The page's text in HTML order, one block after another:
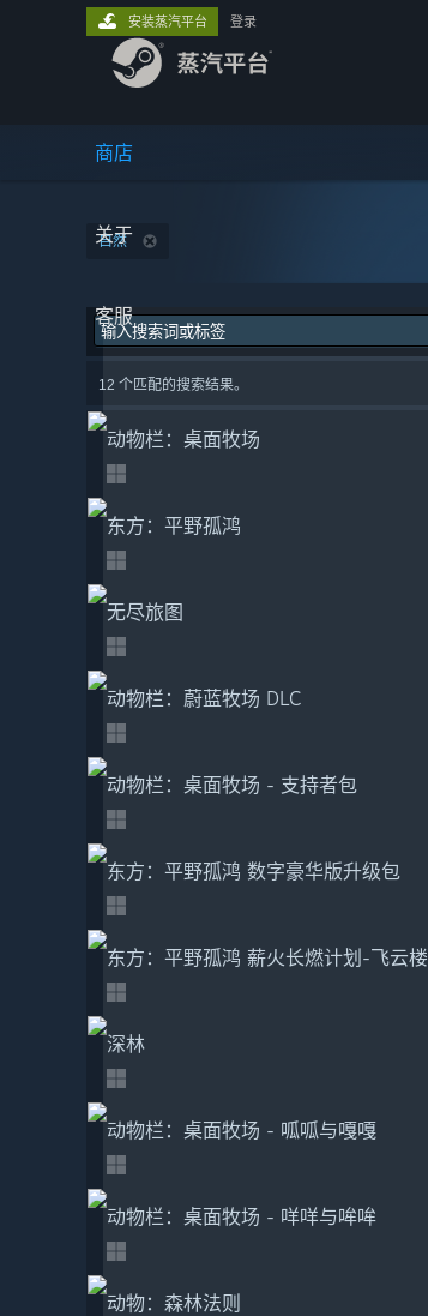
商店
关于
客服
安装蒸汽平台 登录
自然
12 个匹配的搜索结果。
动物栏：桌面牧场
东方：平野孤鸿
无尽旅图
动物栏：蔚蓝牧场 DLC
动物栏：桌面牧场 - 支持者包
东方：平野孤鸿 数字豪华版升级包
东方：平野孤鸿 薪火长燃计划-飞云楼
深林
动物栏：桌面牧场 - 呱呱与嘎嘎
动物栏：桌面牧场 - 咩咩与哞哞
动物：森林法则